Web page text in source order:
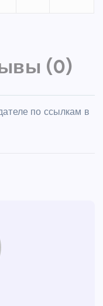
(0)
по ссылкам в